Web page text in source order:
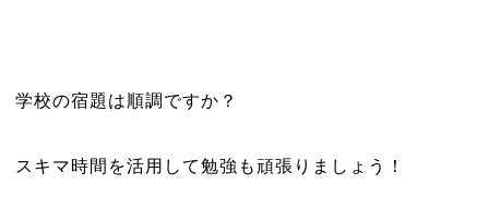
学校の宿題は順調ですか？
スキマ時間を活用して勉強も頑張りましょう！